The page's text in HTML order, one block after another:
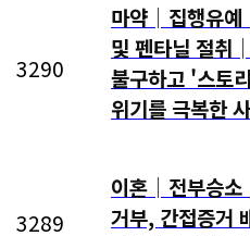
3290
마약│집행유
및 펜타닐 절취
불구하고 '스토
위기를 극복한
3289
이혼│전부승
거부, 간접증거